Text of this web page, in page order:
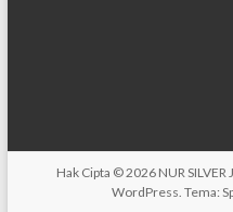
Hak Cipta © 2026 NUR SILVER
WordPress . Tema: